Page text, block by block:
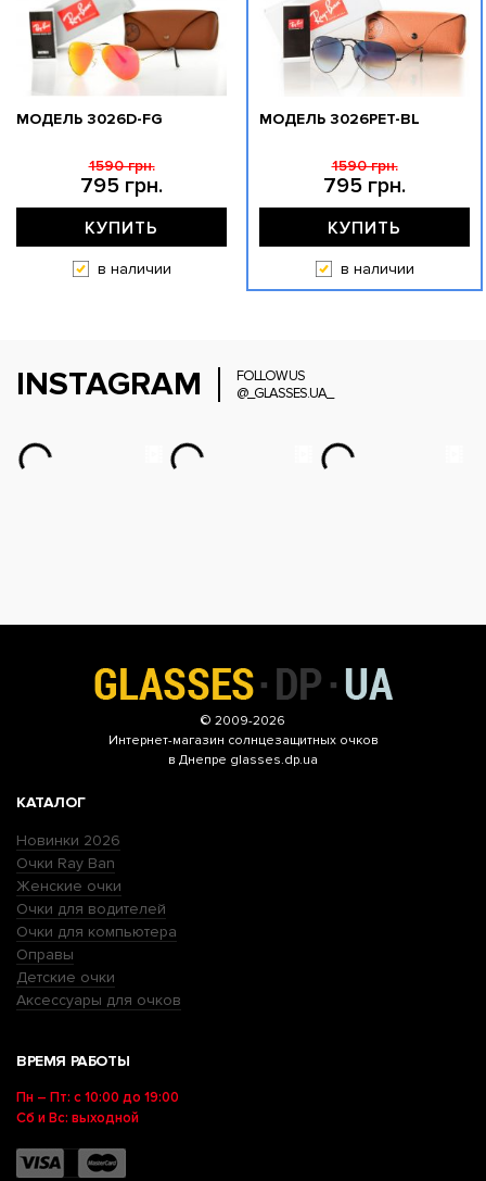
МОДЕЛЬ 3026D-FG
795 грн.
1590 грн.
КУПИТЬ
в наличии
МОДЕЛЬ 3026PET-BL
795 грн.
1590 грн.
КУПИТЬ
в наличии
INSTAGRAM
FOLLOW US
@_GLASSES.UA_
© 2009-2026
Интернет-магазин солнцезащитных очков
в Днепре glasses.dp.ua
КАТАЛОГ
Новинки 2026
Очки Ray Ban
Женские очки
Очки для водителей
Очки для компьютера
Оправы
Детские очки
Аксессуары для очков
ВРЕМЯ РАБОТЫ
Пн – Пт: с 10:00 до 19:00
Сб и Вс: выходной